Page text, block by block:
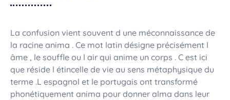
La confusion vient souvent d une méconnaissance de
la racine anima . Ce mot latin désigne précisément l
âme , le souffle ou l air qui anime un corps . C est ici
que réside l étincelle de vie au sens métaphysique du
terme .L espagnol et le portugais ont transformé
phonétiquement anima pour donner alma dans leur